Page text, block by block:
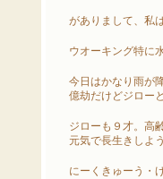
がありまして、私
ウオーキング特に
今日はかなり雨が
億劫だけどジロー
ジローも９才。高
元気で長生きしよ
にーくきゅーう・